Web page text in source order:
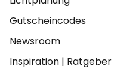
Gutscheincodes
Newsroom
Inspiration | Ratgeber